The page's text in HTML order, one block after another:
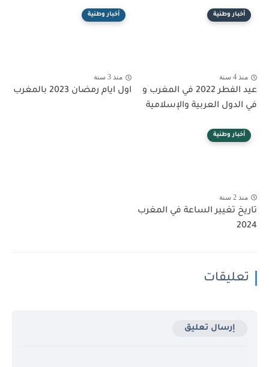
أخبار وطنية
منذ 4 سنة
عيد الفطر 2022 في المغرب و
في الدول العربية والإسلامية
أخبار وطنية
منذ 3 سنة
اول ايام رمضان 2023 بالمغرب
أخبار وطنية
منذ 2 سنة
تاريخ تغيير الساعة في المغرب
2024
تعليقات
إرسال تعليق